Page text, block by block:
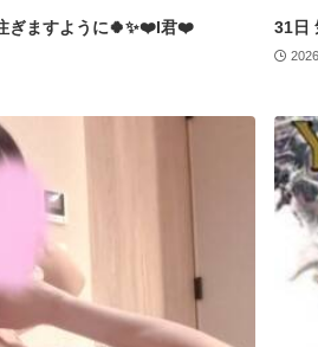
ぎますように🍀✨❤️I君❤️ 31日